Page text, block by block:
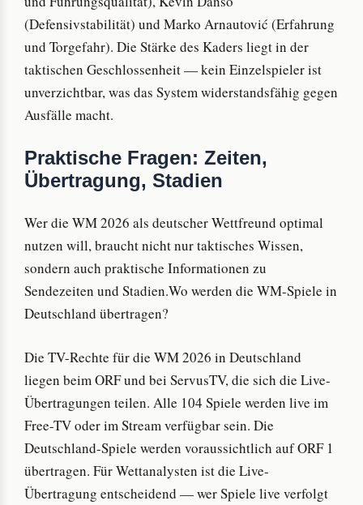
(Defensivstabilität) und Marko Arnautović (Erfahrung
und Torgefahr). Die Stärke des Kaders liegt in der
taktischen Geschlossenheit — kein Einzelspieler ist
unverzichtbar, was das System widerstandsfähig gegen
Ausfälle macht.
Praktische Fragen: Zeiten,
Übertragung, Stadien
Wer die WM 2026 als deutscher Wettfreund optimal
nutzen will, braucht nicht nur taktisches Wissen,
sondern auch praktische Informationen zu
Sendezeiten und Stadien.Wo werden die WM-Spiele in
Deutschland übertragen?
Die TV-Rechte für die WM 2026 in Deutschland
liegen beim ORF und bei ServusTV, die sich die Live-
Übertragungen teilen. Alle 104 Spiele werden live im
Free-TV oder im Stream verfügbar sein. Die
Deutschland-Spiele werden voraussichtlich auf ORF 1
übertragen. Für Wettanalysten ist die Live-
Übertragung entscheidend — wer Spiele live verfolgt